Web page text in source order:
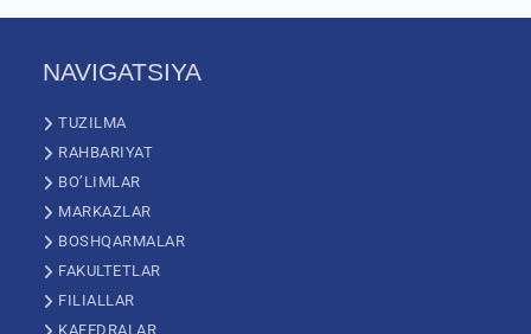
NAVIGATSIYA
TUZILMA
RAHBARIYAT
BO’LIMLAR
MARKAZLAR
BOSHQARMALAR
FAKULTETLAR
FILIALLAR
KAFEDRALAR